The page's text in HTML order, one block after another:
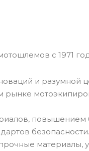
с 1971
и разумной
рынке
повышением